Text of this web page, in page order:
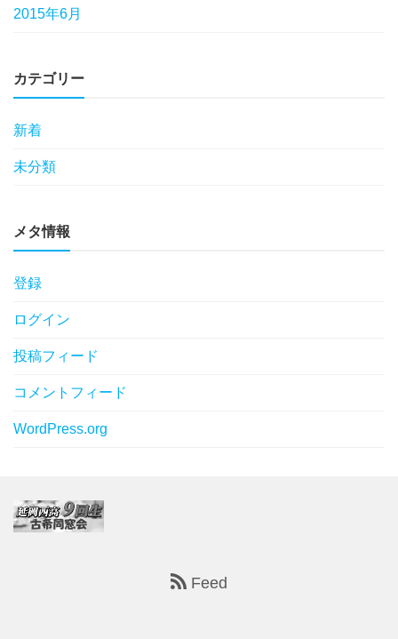
2015年6月
カテゴリー
新着
未分類
メタ情報
登録
ログイン
投稿フィード
コメントフィード
WordPress.org
Feed